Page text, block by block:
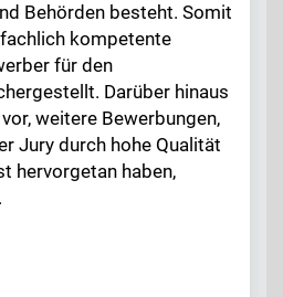
Behörden besteht. Somit
kompetente
für den
Darüber hinaus
weitere Bewerbungen,
Jury durch hohe Qualität
hervorgetan haben,